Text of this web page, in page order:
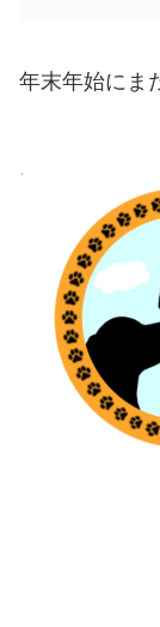
年末年始にま